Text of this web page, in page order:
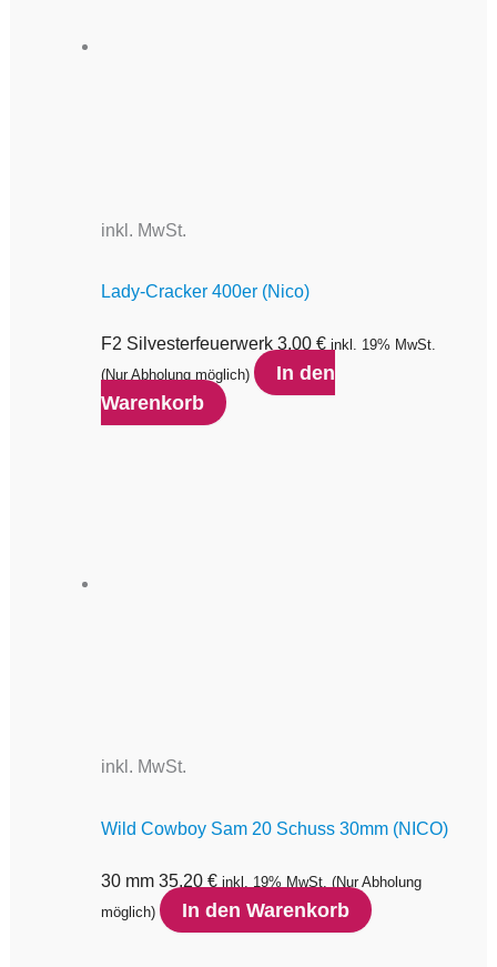
inkl. MwSt.
Lady-Cracker 400er (Nico)
F2 Silvesterfeuerwerk 3,00 € inkl. 19% MwSt.
(Nur Abholung möglich)
In den
Warenkorb
inkl. MwSt.
Wild Cowboy Sam 20 Schuss 30mm (NICO)
30 mm 35,20 € inkl. 19% MwSt. (Nur Abholung
möglich)
In den Warenkorb